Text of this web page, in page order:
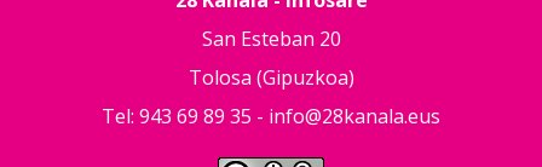
San Esteban 20
Tolosa (Gipuzkoa)
Tel: 943 69 89 35 - info@28kanala.eus